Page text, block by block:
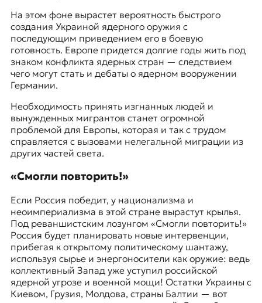
На этом фоне вырастет вероятность быстрого
создания Украиной ядерного оружия с
последующим приведением его в боевую
готовность. Европе придется долгие годы жить под
знаком конфликта ядерных стран — следствием
чего могут стать и дебаты о ядерном вооружении
Германии.
Необходимость принять изгнанных людей и
вынужденных мигрантов станет огромной
проблемой для Европы, которая и так с трудом
справляется с вызовами нелегальной миграции из
других частей света.
«Смогли повторить!»
Если Россия победит, у национализма и
неоимпериализма в этой стране вырастут крылья.
Под реваншистским лозунгом «Смогли повторить!»
Россия будет планировать новые интервенции,
прибегая к открытому политическому шантажу,
используя сырье и энергоносители как оружие: ведь
коллективный Запад уже уступил российской
ядерной угрозе и военной мощи! Остатки Украины с
Киевом, Грузия, Молдова, страны Балтии — вот